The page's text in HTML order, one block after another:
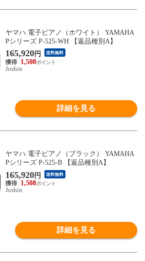
ヤマハ 電子ピアノ（ホワイト） YAMAHA
Pシリーズ P-525-WH 【返品種別A】
165,920円 送料無料
1,508
Joshin
詳細を見る
ヤマハ 電子ピアノ（ブラック） YAMAHA
Pシリーズ P-525-B 【返品種別A】
165,920円 送料無料
1,508
Joshin
詳細を見る